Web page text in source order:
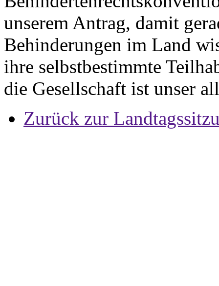
unserem Antrag, damit
Behinderungen im Land
ihre selbstbestimmte
die Gesellschaft ist unser
Zurück zur